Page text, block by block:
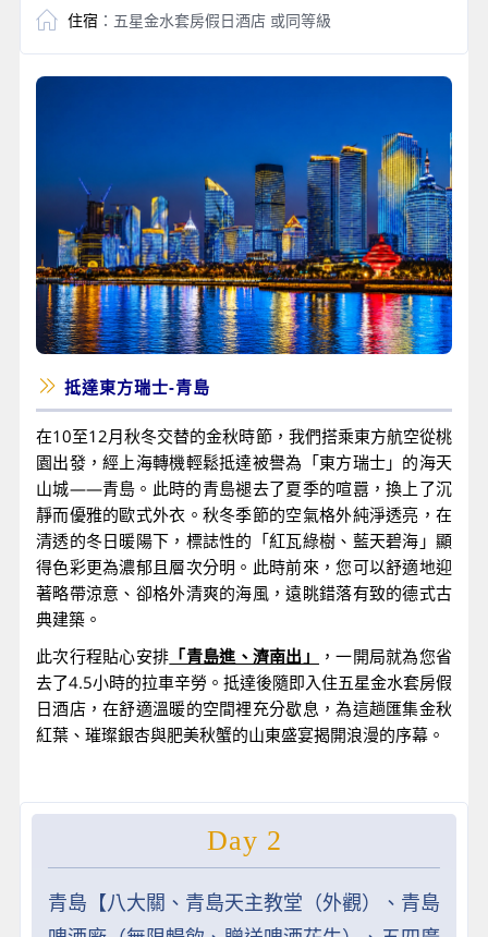
住宿 ：五星金水套房假日酒店 或同等級
抵達東方瑞士-青島
在10至12月秋冬交替的金秋時節，我們搭乘東方航空從桃
園出發，經上海轉機輕鬆抵達被譽為「東方瑞士」的海天
山城——青島。此時的青島褪去了夏季的喧囂，換上了沉
靜而優雅的歐式外衣。秋冬季節的空氣格外純淨透亮，在
清透的冬日暖陽下，標誌性的「紅瓦綠樹、藍天碧海」顯
得色彩更為濃郁且層次分明。此時前來，您可以舒適地迎
著略帶涼意、卻格外清爽的海風，遠眺錯落有致的德式古
典建築。
此次行程貼心安排 「青島進、濟南出」
，一開局就為您省
去了4.5小時的拉車辛勞。抵達後隨即入住五星金水套房假
日酒店，在舒適溫暖的空間裡充分歇息，為這趟匯集金秋
紅葉、璀璨銀杏與肥美秋蟹的山東盛宴揭開浪漫的序幕。
Day 2
青島【八大關、青島天主教堂（外觀）、青島